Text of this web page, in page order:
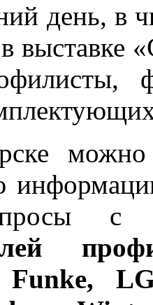
день, в
в выставке
можно
с
Funke,